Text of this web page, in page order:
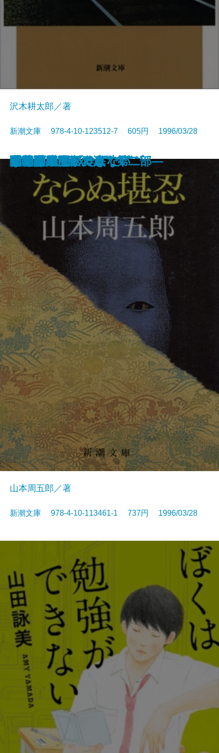
西行
マシアス・ギリの失脚
とかげ
つめたいよるに
姥勝手
俺の考え
孤独の発明
陋巷に在り〔1〕儒の巻
チェーン・スモーキング
彼らの流儀
沢木耕太郎／著
新潮文庫 978-4-10-123512-7 605円 1996/03/28
ならぬ堪忍
山本周五郎／著
新潮文庫 978-4-10-113461-1 737円 1996/03/28
ぼくは勉強ができない
夢の階段
地の星―流転の海 第二部―
夜ごとの闇の奥底で
隠花平原〔上〕
隠花平原〔下〕
楽園
孔子
百物語